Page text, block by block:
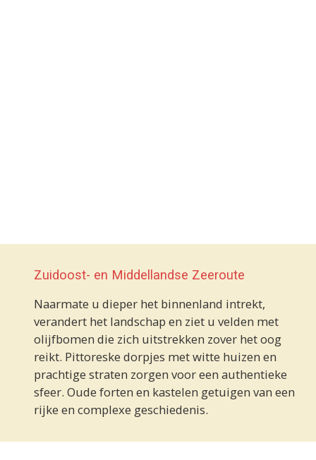
Zuidoost- en Middellandse Zeeroute
Naarmate u dieper het binnenland intrekt,
verandert het landschap en ziet u velden met
olijfbomen die zich uitstrekken zover het oog
reikt. Pittoreske dorpjes met witte huizen en
prachtige straten zorgen voor een authentieke
sfeer. Oude forten en kastelen getuigen van een
rijke en complexe geschiedenis.